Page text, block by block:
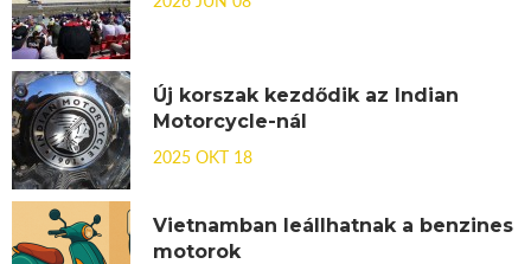
Új korszak kezdődik az Indian
Motorcycle-nál
2025 OKT 18
Vietnamban leállhatnak a benzines
motorok